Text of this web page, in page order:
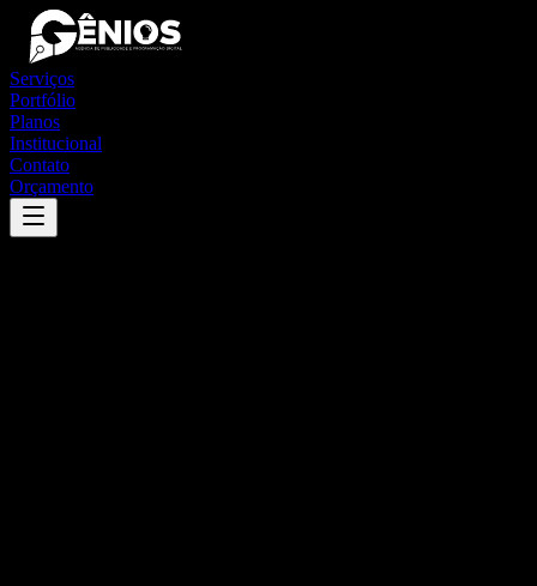
Serviços
Portfólio
Planos
Institucional
Contato
Orçamento